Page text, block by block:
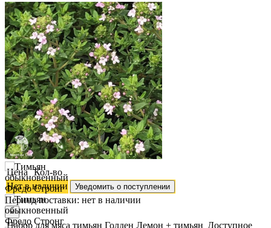
Цена Кол-во
Нет в наличии
Уведомить о поступлении
Период поставки: нет в наличии
×
Набор для мяса тимьян Голден Лемон + тимьян Доступное